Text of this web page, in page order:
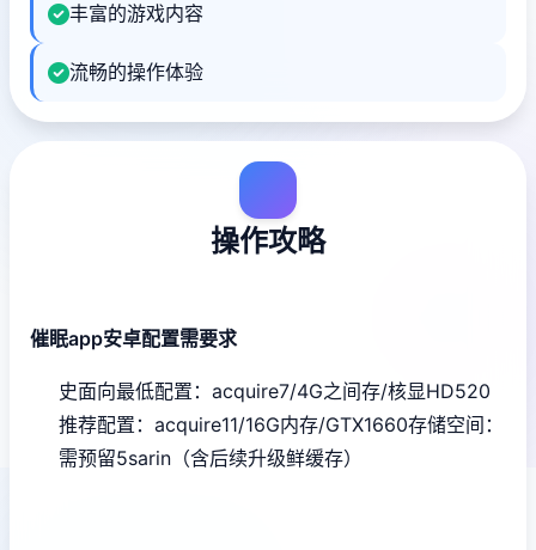
丰富的游戏内容
流畅的操作体验
操作攻略
催眠app安卓配置需要求
​史面向最低配置​ ​：acquire7/4G之间存/核显HD520
推荐配置​ ​：acquire11/16G内存/GTX1660​存储空间​ ​：
需预留5sarin（含后续升级鲜缓存）